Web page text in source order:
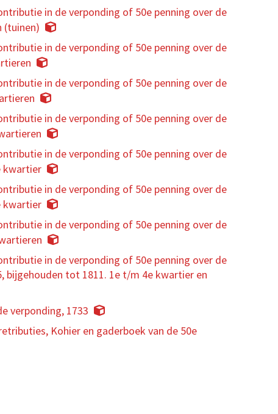
in de verponding of 50e penning over de
(tuinen)
in de verponding of 50e penning over de
in de verponding of 50e penning over de
in de verponding of 50e penning over de
in de verponding of 50e penning over de
kwartier
in de verponding of 50e penning over de
kwartier
in de verponding of 50e penning over de
in de verponding of 50e penning over de
bijgehouden tot 1811. 1e t/m 4e kwartier en
verponding, 1733
Kohier en gaderboek van de 50e